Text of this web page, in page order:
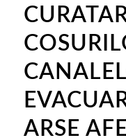
ARSE